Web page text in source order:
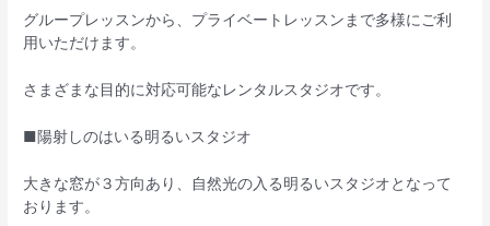
グループレッスンから、プライベートレッスンまで多様にご利
用いただけます。
さまざまな目的に対応可能なレンタルスタジオです。
■陽射しのはいる明るいスタジオ
大きな窓が３方向あり、自然光の入る明るいスタジオとなって
おります。